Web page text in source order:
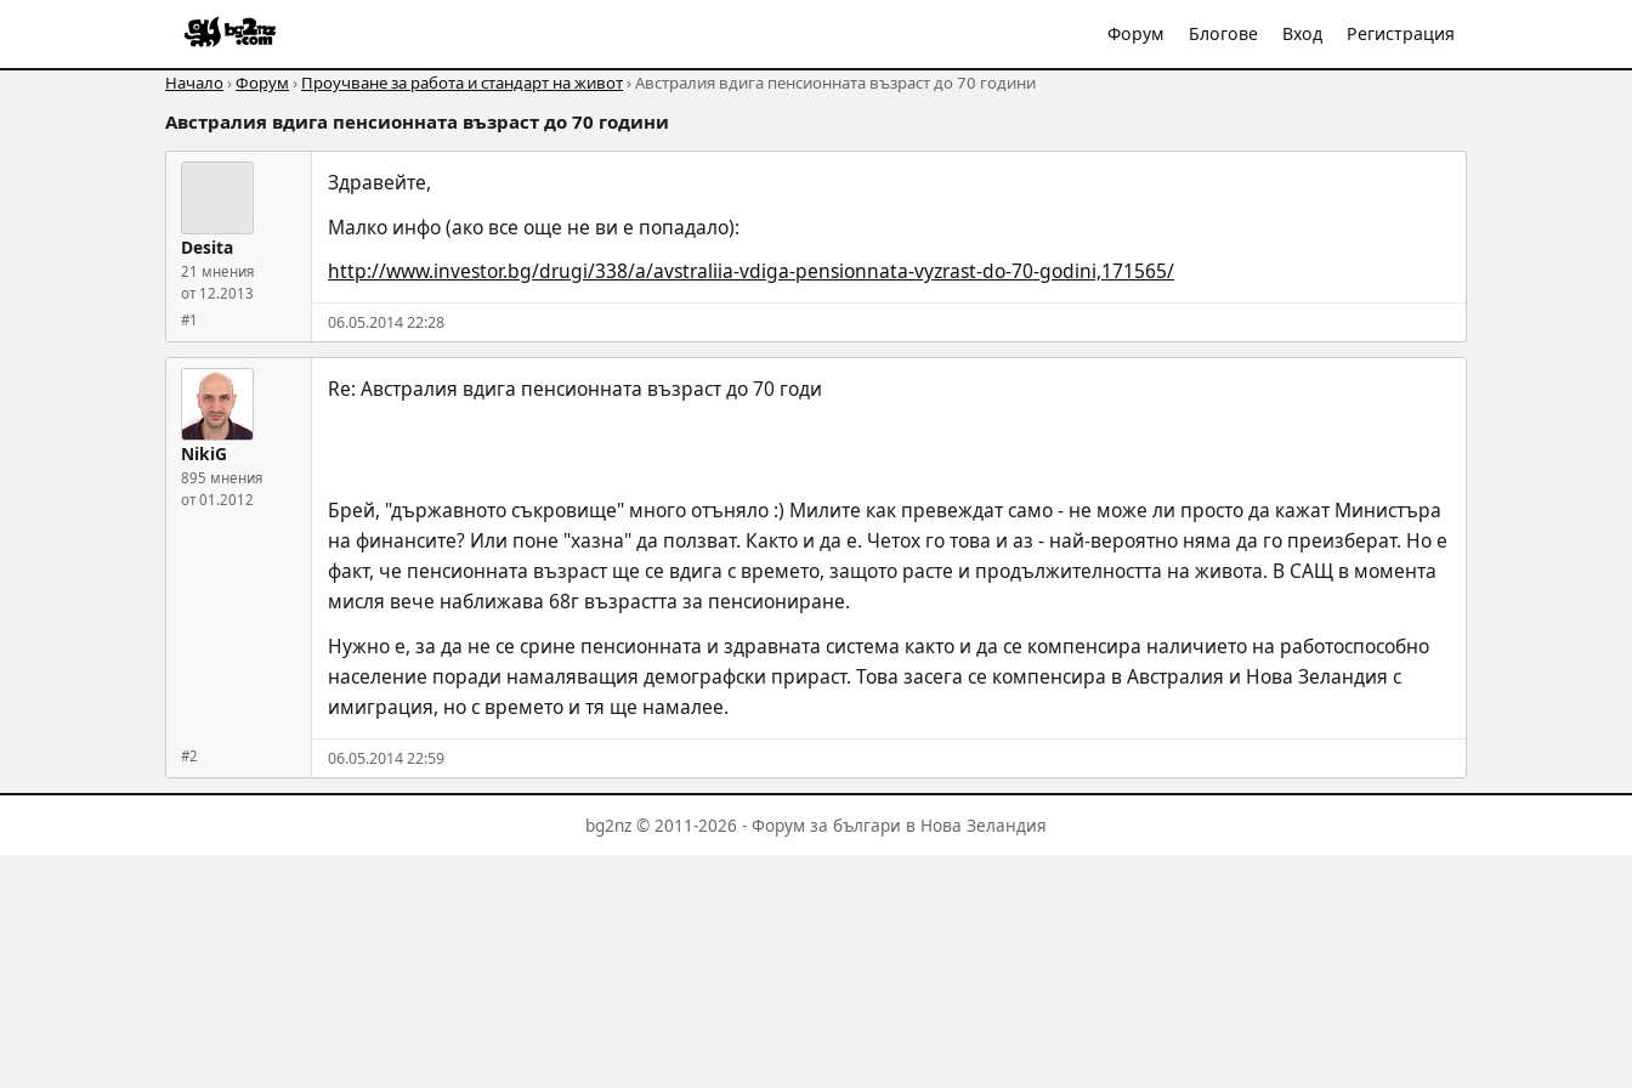
Форум Блогове Вход Регистрация
Начало›Форум › Проучване за работа и стандарт на живот› Австралия вдига пенсионната възраст до 70 години
Австралия вдига пенсионната възраст до 70 години
Desita
21 мнения
от 12.2013
#1
Здравейте,
Малко инфо (ако все още не ви е попадало):
http://www.investor.bg/drugi/338/a/avstraliia-vdiga-pensionnata-vyzrast-do-70-godini,171565/
06.05.2014 22:28
NikiG
895 мнения
от 01.2012
#2
Брей, "държавното съкровище" много отъняло :) Милите как превеждат само - не може ли просто да кажат Министъра
на финансите? Или поне "хазна" да ползват. Както и да е. Четох го това и аз - най-вероятно няма да го преизберат. Но е
факт, че пенсионната възраст ще се вдига с времето, защото расте и продължителността на живота. В САЩ в момента
мисля вече наближава 68г възрастта за пенсиониране.
Нужно е, за да не се срине пенсионната и здравната система както и да се компенсира наличието на работоспособно
население поради намаляващия демографски прираст. Това засега се компенсира в Австралия и Нова Зеландия с
имиграция, но с времето и тя ще намалее.
06.05.2014 22:59
bg2nz © 2011-2026 - Форум за българи в Нова Зеландия